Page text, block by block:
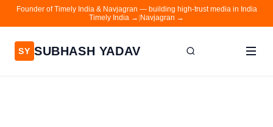
Founder of Timely India & Navjagran — building high-trust media in India
Timely India → Navjagran →
SY SUBHASH YADAV